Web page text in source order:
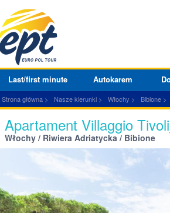
Last/first minute Autokarem
Strona główna Nasze kierunki Włochy Bibione
Apartament Villaggio
Włochy / Riwiera Adriatycka / Bibione